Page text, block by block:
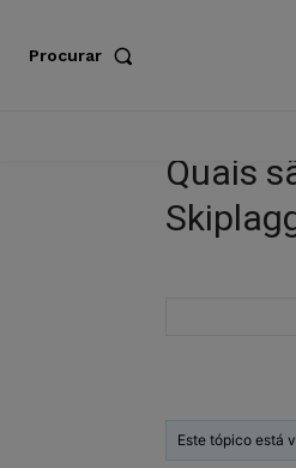
Procurar
Quais
Este tópico está